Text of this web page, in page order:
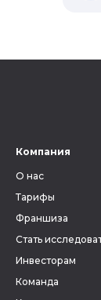
Компания
О нас
Тарифы
Франшиза
Стать
Инвесторам
Команда